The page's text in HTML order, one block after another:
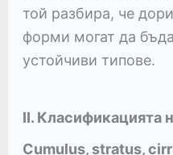
той разбира, че
форми могат да
устойчиви типове.
II. Класификацията
Cumulus, stratus,